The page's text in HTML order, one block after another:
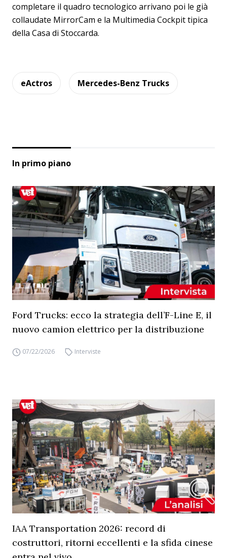
completare il quadro tecnologico arrivano poi le già
collaudate MirrorCam e la Multimedia Cockpit tipica
della Casa di Stoccarda.
eActros Mercedes-Benz Trucks
In primo piano
Ford Trucks: ecco la strategia dell’F-Line E, il
nuovo camion elettrico per la distribuzione
07/22/2026 Interviste
IAA Transportation 2026: record di
costruttori, ritorni eccellenti e la sfida cinese